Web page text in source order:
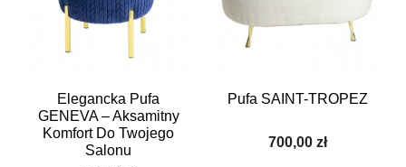
Elegancka Pufa
GENEVA – Aksamitny
Komfort Do Twojego
Salonu
Pufa SAINT-TROPEZ
700,00 zł